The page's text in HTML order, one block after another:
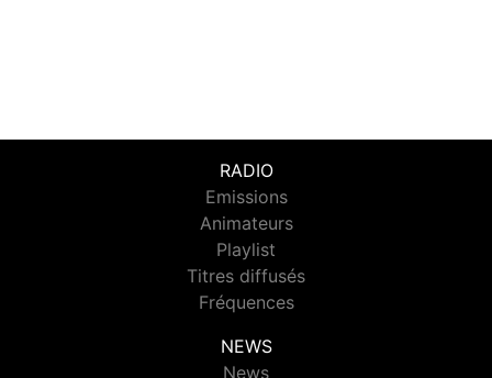
RADIO
Emissions
Animateurs
Playlist
Titres diffusés
Fréquences
NEWS
News